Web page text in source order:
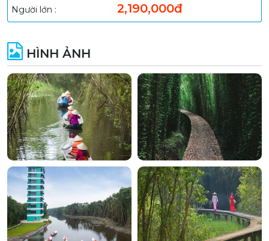
2,190,000đ
HÌNH ẢNH